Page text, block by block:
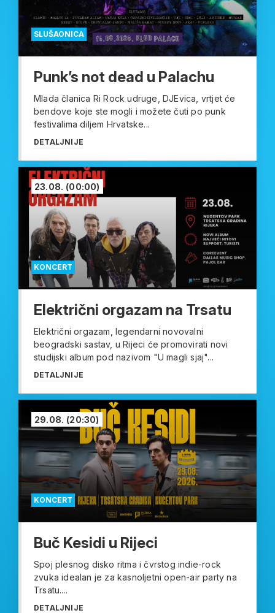
SLUŠAONICA
Punk’s not dead u Palachu
Mlada članica Ri Rock udruge, DJEvica, vrtjet će
bendove koje ste mogli i možete čuti po punk
festivalima diljem Hrvatske...
DETALJNIJE
KONCERT
23.08. (00:00)
Električni orgazam na Trsatu
Električni orgazam, legendarni novovalni
beogradski sastav, u Rijeci će promovirati novi
studijski album pod nazivom "U magli sjaj"...
DETALJNIJE
KONCERT
29.08. (20:30)
Buč Kesidi u Rijeci
Spoj plesnog disko ritma i čvrstog indie-rock
zvuka idealan je za kasnoljetni open-air party na
Trsatu....
DETALJNIJE